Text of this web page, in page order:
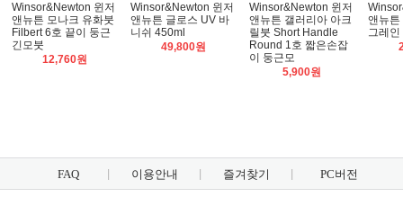
Winsor&Newton 윈저
앤뉴튼 모나크 유화붓
Filbert 6호 끝이 둥근
긴모붓
12,760원
Winsor&Newton 윈저
앤뉴튼 글로스 UV 바
니쉬 450ml
49,800원
Winsor&Newton 윈저
앤뉴튼 갤러리아 아크
릴붓 Short Handle
Round 1호 짧은손잡
이 둥근모
5,900원
앤뉴튼
그레
FAQ 이용안내 즐겨찾기 PC버전